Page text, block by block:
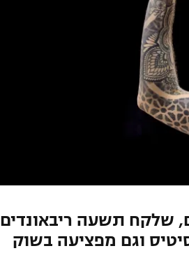
שלקח תשעה ריבאונדים
וגם מפציעה בשוק